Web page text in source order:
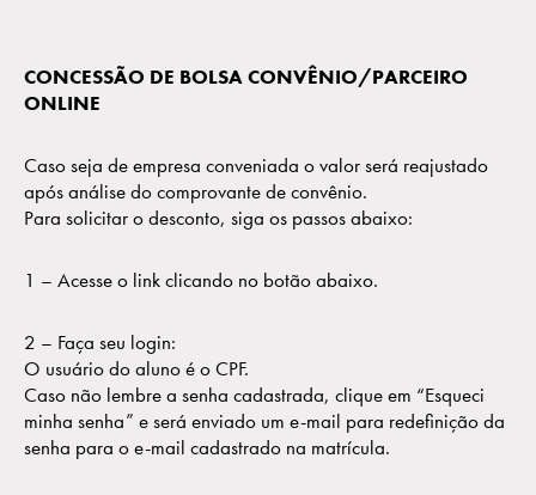
CONCESSÃO DE BOLSA CONVÊNIO/PARCEIRO
ONLINE
Caso seja de empresa conveniada o valor será reajustado
após análise do comprovante de convênio.
Para solicitar o desconto, siga os passos abaixo:
1 – Acesse o link clicando no botão abaixo.
2 – Faça seu login:
O usuário do aluno é o CPF.
Caso não lembre a senha cadastrada, clique em “Esqueci
minha senha” e será enviado um e-mail para redefinição da
senha para o e-mail cadastrado na matrícula.